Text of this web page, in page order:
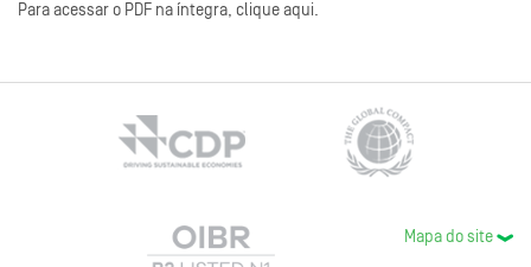
Para acessar o PDF na íntegra, clique aqui.
Mapa do site